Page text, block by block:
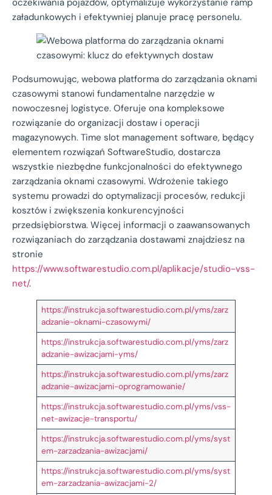
załadunkowych i efektywniej planuje pracę personelu.
Podsumowując, webowa platforma do zarządzania oknami
czasowymi stanowi fundamentalne narzędzie w
nowoczesnej logistyce. Oferuje ona kompleksowe
rozwiązanie do organizacji dostaw i operacji
magazynowych. Time slot management software, będący
elementem rozwiązań SoftwareStudio, dostarcza
wszystkie niezbędne funkcjonalności do efektywnego
zarządzania oknami czasowymi. Wdrożenie takiego
systemu prowadzi do optymalizacji procesów, redukcji
kosztów i zwiększenia konkurencyjności
przedsiębiorstwa. Więcej informacji o zaawansowanych
rozwiązaniach do zarządzania dostawami znajdziesz na
stronie
https://www.softwarestudio.com.pl/aplikacje/studio-vss-
net/.
https://instrukcja.softwarestudio.com.pl/yms/zarz
adzanie-oknami-czasowymi/
https://instrukcja.softwarestudio.com.pl/yms/zarz
adzanie-awizacjami-yms/
https://instrukcja.softwarestudio.com.pl/yms/zarz
adzanie-awizacjami-oprogramowanie/
https://instrukcja.softwarestudio.com.pl/yms/vss-
net-awizacje-transportu/
https://instrukcja.softwarestudio.com.pl/yms/syst
em-zarzadzania-awizacjami/
https://instrukcja.softwarestudio.com.pl/yms/syst
em-zarzadzania-awizacjami-2/